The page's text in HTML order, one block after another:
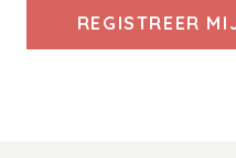
REGISTREER